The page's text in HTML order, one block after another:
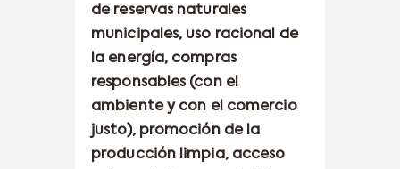
de reservas naturales
municipales, uso racional de
la energía, compras
responsables (con el
ambiente y con el comercio
justo), promoción de la
producción limpia, acceso